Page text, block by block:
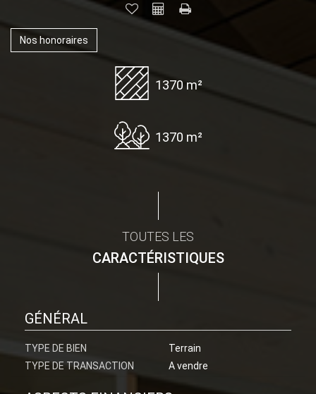
Nos honoraires
1370 m²
1370 m²
TOUTES LES
CARACTÉRISTIQUES
GÉNÉRAL
TYPE DE BIEN
Terrain
TYPE DE TRANSACTION
A vendre